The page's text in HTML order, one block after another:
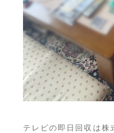
テレビの即日回収は株